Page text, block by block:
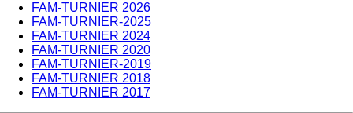
FAM-TURNIER 2026
FAM-TURNIER-2025
FAM-TURNIER 2024
FAM-TURNIER 2020
FAM-TURNIER-2019
FAM-TURNIER 2018
FAM-TURNIER 2017